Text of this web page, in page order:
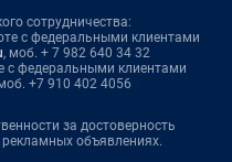
сотрудничества:
с федеральными клиентами
, моб. + 7 982 640 34 32
с федеральными клиентами
+7 910 402 4056
за достоверность
объявлениях.